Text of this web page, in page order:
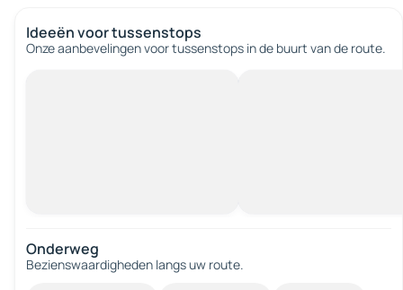
Ideeën voor tussenstops
Onze aanbevelingen voor tussenstops in de buurt van de route.
Onderweg
Bezienswaardigheden langs uw route.